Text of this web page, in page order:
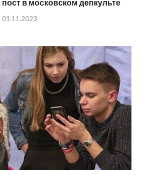
пост в московском депкульте
01.11.2023